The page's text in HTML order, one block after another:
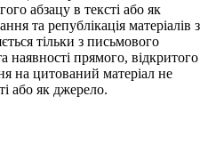
абзацу в тексті або як
та републікація матеріалів з
тільки з письмового
наявності прямого, відкритого
на цитований матеріал не
або як джерело.